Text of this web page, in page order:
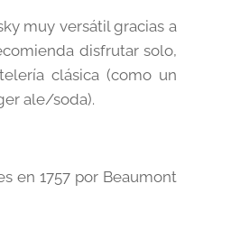
muy versátil gracias a
disfrutar solo,
clásica (como un
ale/soda).
en 1757 por Beaumont